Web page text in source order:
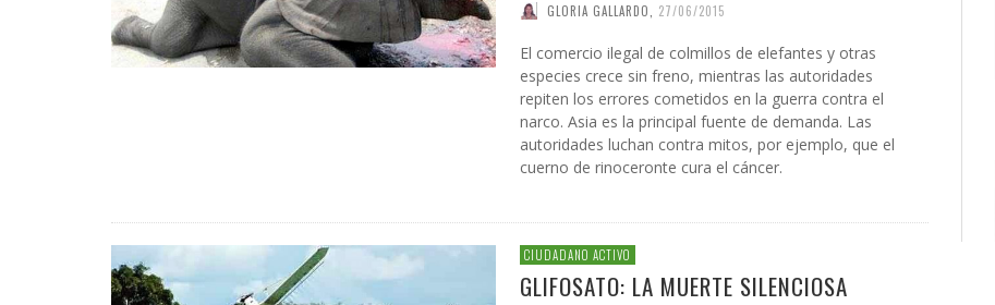
GLORIA GALLARDO 27/06/2015
El comercio ilegal de colmillos de elefantes y otras
especies crece sin freno, mientras las autoridades
repiten los errores cometidos en la guerra contra el
narco. Asia es la principal fuente de demanda. Las
autoridades luchan contra mitos, por ejemplo, que el
cuerno de rinoceronte cura el cáncer.
CIUDADANO ACTIVO
GLIFOSATO: LA MUERTE SILENCIOSA